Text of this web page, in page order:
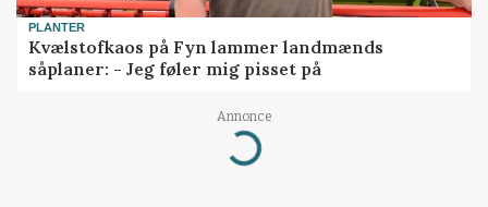
PLANTER
Kvælstofkaos på Fyn lammer landmænds
såplaner: - Jeg føler mig pisset på
Annonce
Loading...